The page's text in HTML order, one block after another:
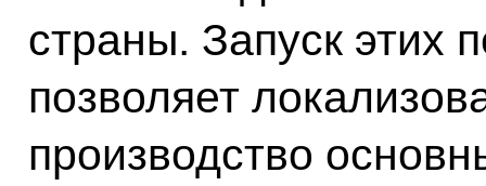
страны. Запуск этих
позволяет
производство